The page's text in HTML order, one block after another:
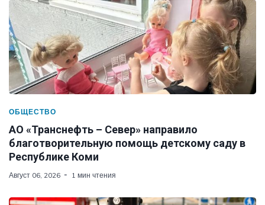
ОБЩЕСТВО
АО «Транснефть – Север» направило
благотворительную помощь детскому саду в
Республике Коми
Август 06, 2026 1 мин чтения